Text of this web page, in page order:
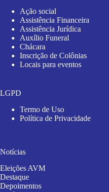
Ação social
Assistência Financeira
Assistência Jurídica
Auxílio Funeral
Chácara
Inscrição de Colônias
Locais para eventos
LGPD
Termo de Uso
Política de Privacidade
Notícias
Eleições AVM
Destaque
Depoimentos